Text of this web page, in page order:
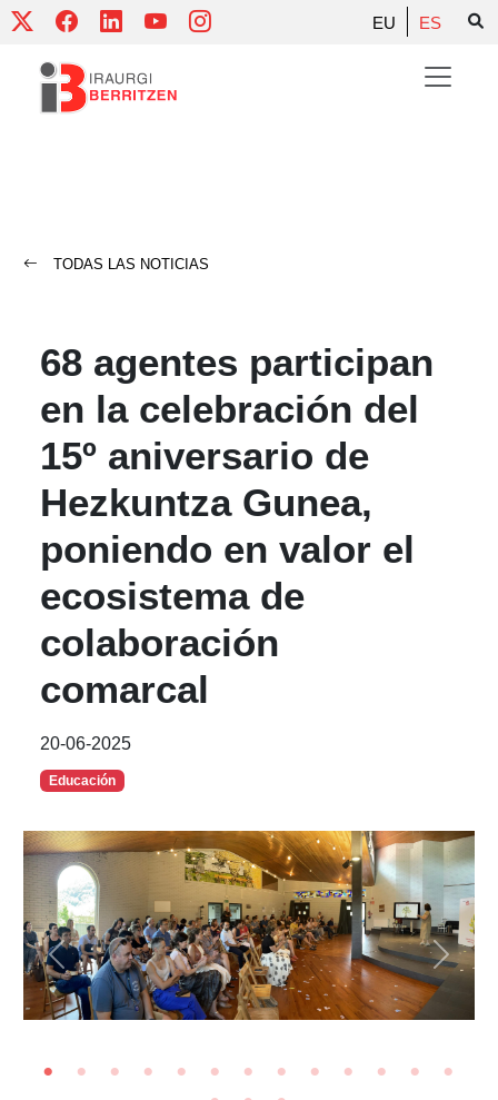
Skip
content
EU ES
TODAS LAS NOTICIAS
68 agentes participan
en la celebración del
15º aniversario de
Hezkuntza Gunea,
poniendo en valor el
ecosistema de
colaboración
comarcal
20-06-2025
Educación